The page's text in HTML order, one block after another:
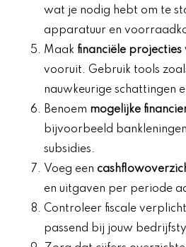
wat je nodig hebt om te
apparatuur en
Maak financiële
vooruit. Gebruik tools
nauwkeurige schattingen
Benoem mogelijke
bijvoorbeeld
subsidies.
Voeg een
en uitgaven per periode
Controleer fiscale
passend bij jouw